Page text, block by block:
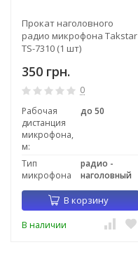
Прокат наголовного
радио микрофона Takstar
TS-7310 (1 шт)
350 грн.
0
Рабочая
дистанция
микрофона,
м:
до 50
Тип
микрофона
радио -
наголовный
В корзину
В наличии